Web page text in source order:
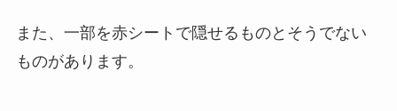
また、一部を赤シートで隠せるものとそうでない
ものがあります。